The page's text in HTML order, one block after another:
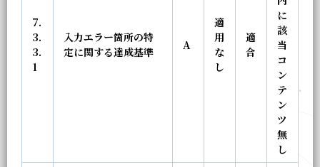
7.
3.
3.
1
入力エラー箇所の特
定に関する達成基準
A
適
用
な
し
適
合
に
該
当
コ
ン
テ
ン
ツ
無
し